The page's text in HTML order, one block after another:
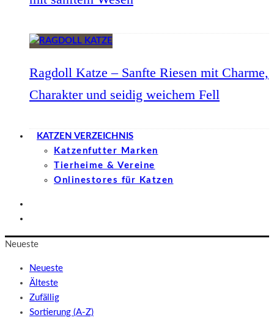
Ragdoll Katze – Sanfte Riesen mit Charme,
Charakter und seidig weichem Fell
KATZEN VERZEICHNIS
Katzenfutter Marken
Tierheime & Vereine
Onlinestores für Katzen
Neueste
Neueste
Älteste
Zufällig
Sortierung (A-Z)